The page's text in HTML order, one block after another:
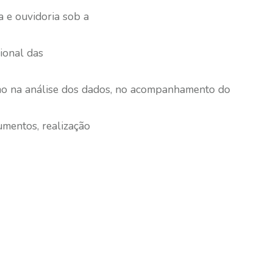
e ouvidoria sob a
das
análise dos dados, no acompanhamento do
realização